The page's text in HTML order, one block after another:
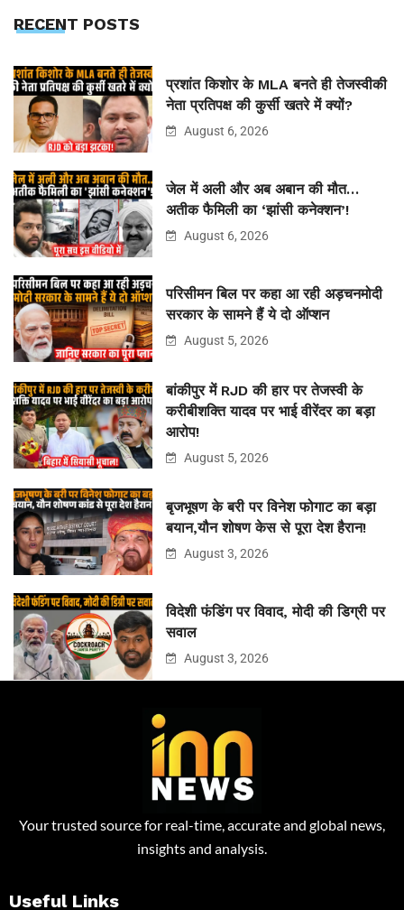
RECENT POSTS
प्रशांत किशोर के MLA बनते ही तेजस्वीकी
नेता प्रतिपक्ष की कुर्सी खतरे में क्यों?
August 6, 2026
जेल में अली और अब अबान की मौत…
अतीक फैमिली का ‘झांसी कनेक्शन’!
August 6, 2026
परिसीमन बिल पर कहा आ रही अड़चनमोदी
सरकार के सामने हैं ये दो ऑप्शन
August 5, 2026
बांकीपुर में RJD की हार पर तेजस्वी के
करीबीशक्ति यादव पर भाई वीरेंदर का बड़ा
आरोप!
August 5, 2026
बृजभूषण के बरी पर विनेश फोगाट का बड़ा
बयान,यौन शोषण केस से पूरा देश हैरान!
August 3, 2026
विदेशी फंडिंग पर विवाद, मोदी की डिग्री पर
सवाल
August 3, 2026
Your trusted source for real-time, accurate and global news,
insights and analysis.
Useful Links